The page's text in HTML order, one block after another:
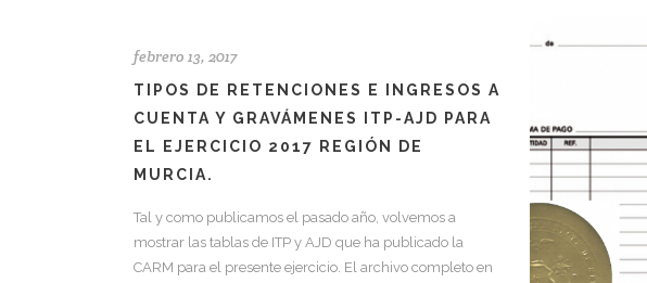
febrero 13, 2017
TIPOS DE RETENCIONES E INGRESOS A
CUENTA Y GRAVÁMENES ITP-AJD PARA
EL EJERCICIO 2017 REGIÓN DE
MURCIA.
Tal y como publicamos el pasado año, volvemos a
mostrar las tablas de ITP y AJD que ha publicado la
CARM para el presente ejercicio. El archivo completo en